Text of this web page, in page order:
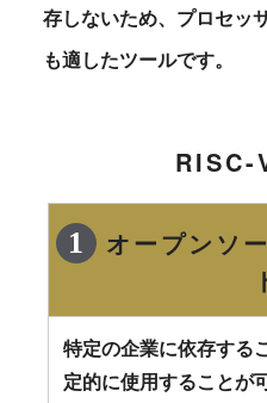
存しないため、プロセッ
も適したツールです。
RISC-
オープンソ
特定の企業に依存する
定的に使用することが